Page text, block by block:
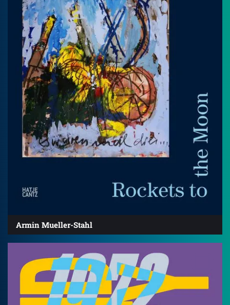
Armin Mueller-Stahl